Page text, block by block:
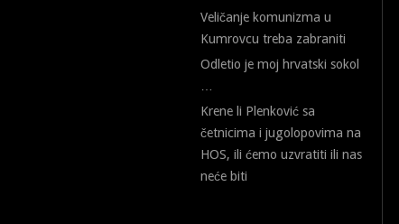
Veličanje komunizma u
Kumrovcu treba zabraniti
Odletio je moj hrvatski sokol
Krene li Plenković sa
četnicima i jugolopovima na
HOS, ili ćemo uzvratiti ili nas
neće biti